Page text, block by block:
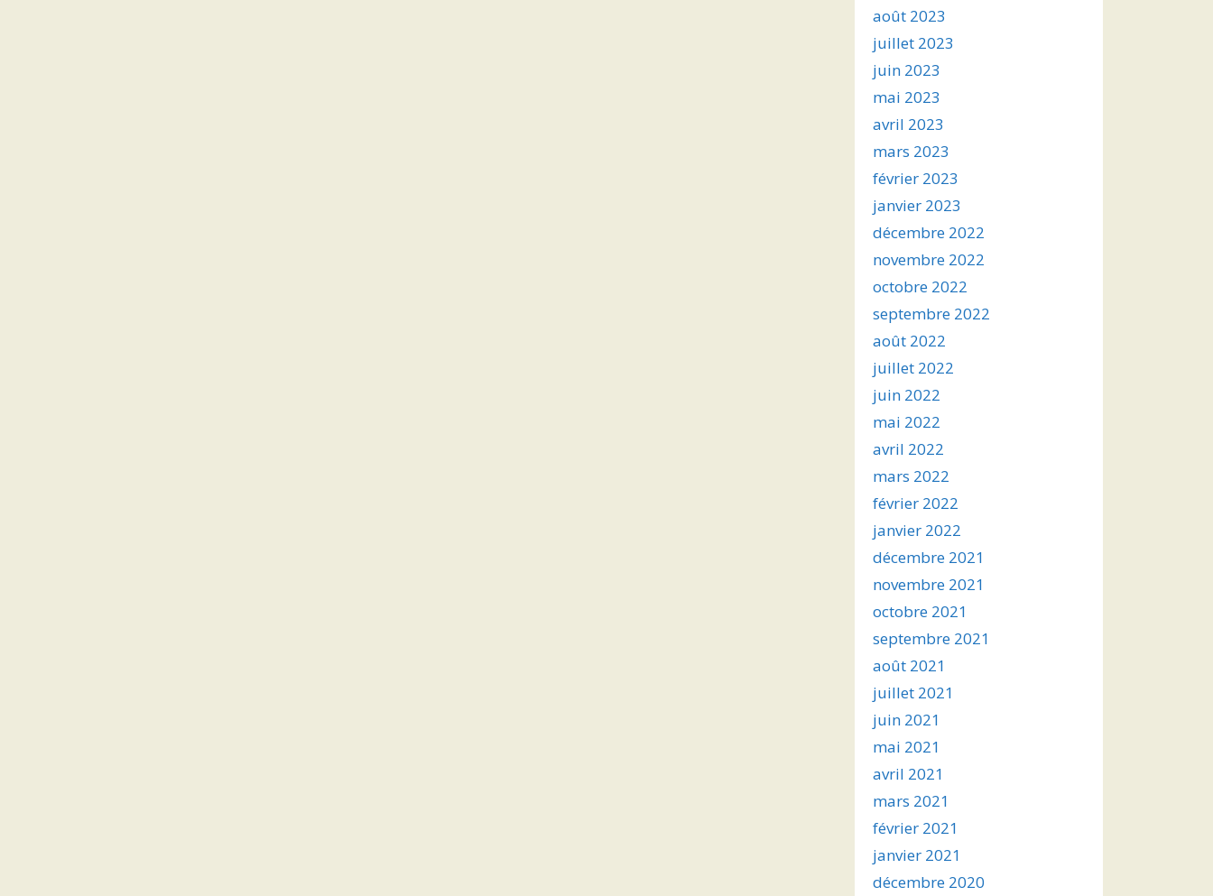
août 2023
juillet 2023
juin 2023
mai 2023
avril 2023
mars 2023
février 2023
janvier 2023
décembre 2022
novembre 2022
octobre 2022
septembre 2022
août 2022
juillet 2022
juin 2022
mai 2022
avril 2022
mars 2022
février 2022
janvier 2022
décembre 2021
novembre 2021
octobre 2021
septembre 2021
août 2021
juillet 2021
juin 2021
mai 2021
avril 2021
mars 2021
février 2021
janvier 2021
décembre 2020